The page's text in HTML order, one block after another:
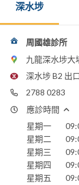
聖德肋撒醫院
深水埗
周國雄診所
九龍深水埗大
深水埗 B2 出
2788 0283
應診時間
星期一
星期二
星期三
星期四
星期五